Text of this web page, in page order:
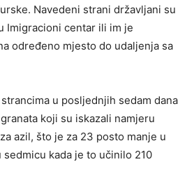
Navedeni strani državljani su
Imigracioni centar ili im je
određeno mjesto do udaljenja sa
u posljednjih sedam dana
koji su iskazali namjeru
azil, što je za 23 posto manje u
kada je to učinilo 210